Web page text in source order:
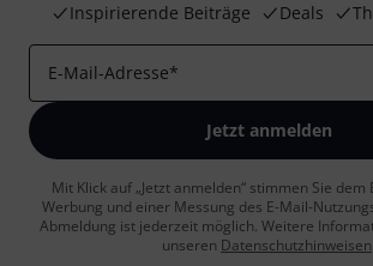
Inspirierende Beiträge
Deals
E-Mail-Adresse*
Jetzt anmelden
Mit Klick auf „Jetzt anmelden“ stimmen Sie dem
Werbung und einer Messung des E-Mail-
Abmeldung ist jederzeit möglich. Weitere
unseren Datenschutzhinweisen